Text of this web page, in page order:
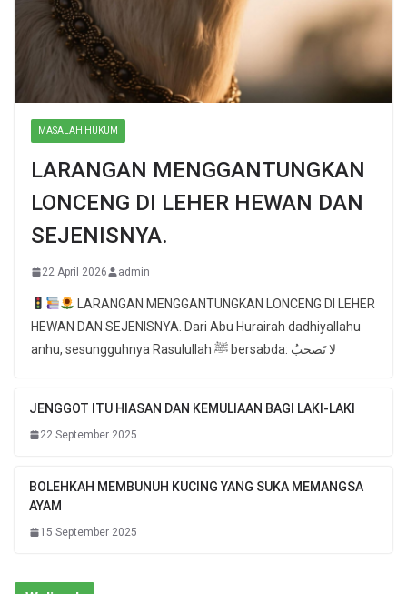
MASALAH HUKUM
LARANGAN MENGGANTUNGKAN
LONCENG DI LEHER HEWAN DAN
SEJENISNYA.
22 April 2026 admin
LARANGAN MENGGANTUNGKAN LONCENG DI LEHER
HEWAN DAN SEJENISNYA. Dari Abu Hurairah dadhiyallahu
anhu, sesungguhnya Rasulullah ﷺ bersabda: لا تَصحبُ
JENGGOT ITU HIASAN DAN KEMULIAAN BAGI LAKI-LAKI
22 September 2025
BOLEHKAH MEMBUNUH KUCING YANG SUKA MEMANGSA
AYAM
15 September 2025